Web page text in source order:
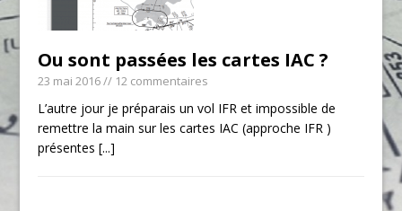
Ou sont passées les cartes IAC ?
23 mai 2016// 12 commentaires
L’autre jour je préparais un vol IFR et impossible de
remettre la main sur les cartes IAC (approche IFR )
présentes[...]